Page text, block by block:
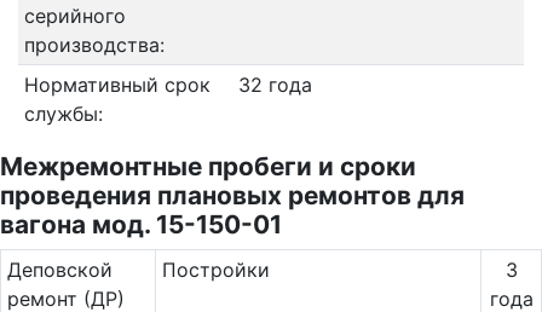
серийного
производства:
Нормативный срок
службы:
32 года
Межремонтные пробеги и сроки
проведения плановых ремонтов для
вагона мод. 15-150-01
Де­повс­кой
ремонт (ДР)
Постройки
3
года